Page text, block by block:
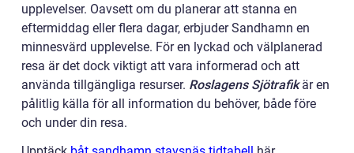
upplevelser. Oavsett om du planerar att stanna en
eftermiddag eller flera dagar, erbjuder Sandhamn en
minnesvärd upplevelse. För en lyckad och välplanerad
resa är det dock viktigt att vara informerad och att
använda tillgängliga resurser. Roslagens Sjötrafikär en
pålitlig källa för all information du behöver, både före
och under din resa.